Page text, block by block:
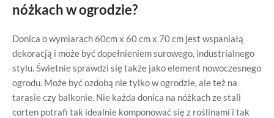
nóżkach w ogrodzie?
Donica o wymiarach 60cm x 60 cm x 70 cm jest wspaniałą
dekoracją i może być dopełnieniem surowego, industrialnego
stylu. Świetnie sprawdzi się także jako element nowoczesnego
ogrodu. Może być ozdobą nie tylko w ogrodzie, ale też na
tarasie czy balkonie. Nie każda donica na nóżkach ze stali
corten potrafi tak idealnie komponować się z roślinami i tak